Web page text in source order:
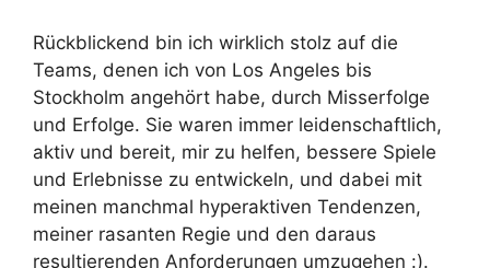
Rückblickend bin ich wirklich stolz auf die
Teams, denen ich von Los Angeles bis
Stockholm angehört habe, durch Misserfolge
und Erfolge. Sie waren immer leidenschaftlich,
aktiv und bereit, mir zu helfen, bessere Spiele
und Erlebnisse zu entwickeln, und dabei mit
meinen manchmal hyperaktiven Tendenzen,
meiner rasanten Regie und den daraus
resultierenden Anforderungen umzugehen :).